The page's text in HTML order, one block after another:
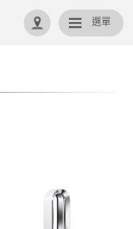
選單